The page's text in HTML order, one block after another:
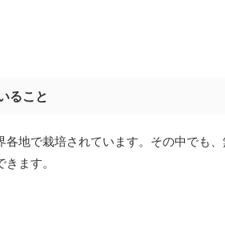
ること
地で栽培されています。その中でも
ます。